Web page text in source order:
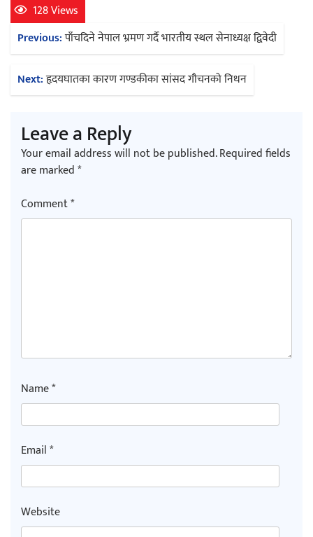
‘दुर्गा’ निर्माण गर्दै सम्राट
चलचित्र ‘माया भनेकै यस्तो होला’को शीर्ष गीत
सार्वजनिक
128 Views
Post
navigation
Previous:पाँचदिने नेपाल भ्रमण गर्दै भारतीय स्थल सेनाध्यक्ष द्विवेदी
Next:हृदयघातका कारण गण्डकीका सांसद गौचनको निधन
Leave a Reply
Your email address will not be published.Required fields
are marked*
Comment*
Name*
Email*
Website